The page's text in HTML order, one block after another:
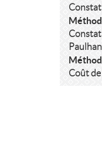
Constat
Constat
Paulhan
Coût